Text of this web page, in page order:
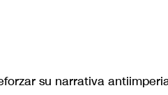
su narrativa